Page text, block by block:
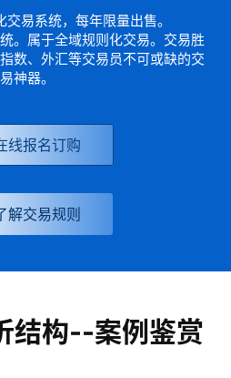
易系统，每年限量出售。
。属于全域规则化交易。交易胜
数、外汇等交易员不可或缺的交
易神器。
线报名订购
解交易规则
结构--案例鉴赏